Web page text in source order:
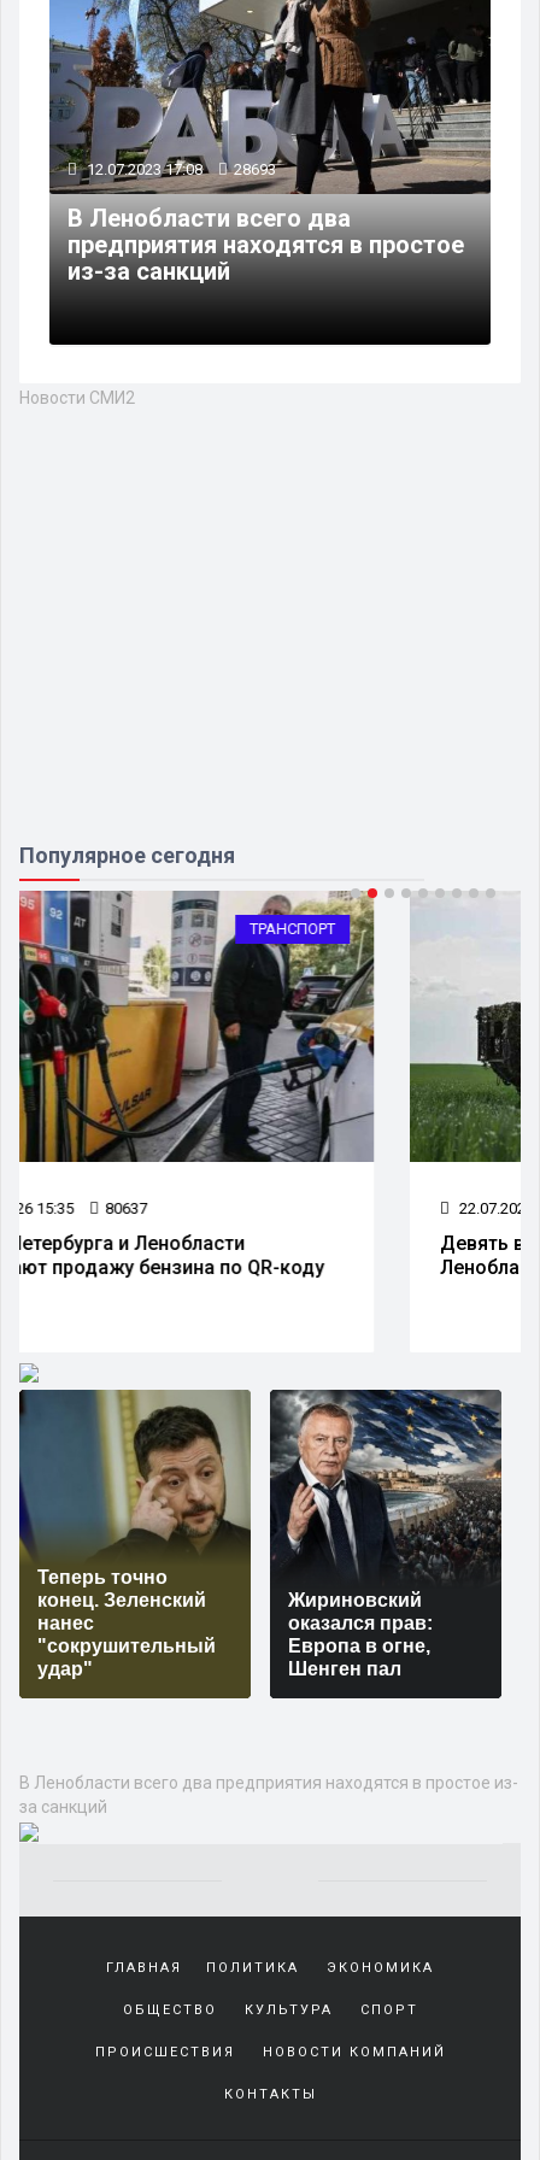
12.07.2023 17:08 28693
В Ленобласти всего два
предприятия находятся в простое
из-за санкций
Новости СМИ2
Популярное сегодня
АРМИЯ И ОРУЖИЕ
22.07.2026 08:49
Девять вражеских беспилотников сбили в
Ленобласти ночью 22 июля
Теперь точно
конец. Зеленский
нанес
"сокрушительный
удар"
Жириновский
оказался прав:
Европа в огне,
Шенген пал
В Ленобласти всего два предприятия находятся в простое из-
за санкций
sürekli
beraber
geçirerek
harcadığı
ГЛАВНАЯ ПОЛИТИКА ЭКОНОМИКА
ОБЩЕСТВО КУЛЬТУРА СПОРТ
ПРОИСШЕСТВИЯ НОВОСТИ КОМПАНИЙ
КОНТАКТЫ